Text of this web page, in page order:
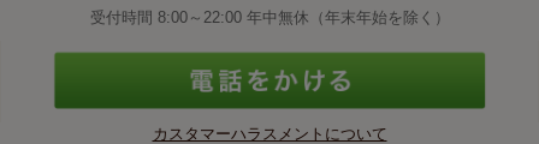
受付時間 8:00～22:00 年中無休（年末年始を除く）
カスタマーハラスメントについて